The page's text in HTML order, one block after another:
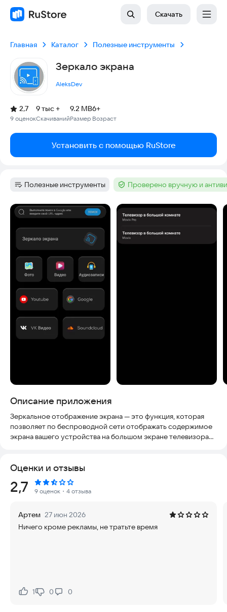
Скачать
Главная Каталог Полезные инструменты
Зеркало экрана
AleksDev
Рейтинг:
2,7
(
9 оценок
)
Скачиваний
9 тыс +
Размер
9.2 MB
Возраст
6+
Установить с помощью RuStore
Категория:
Полезные инструменты Тег :Проверено вручную и
Скриншоты
Описание приложения
Зеркальное отображение экрана — это функция, которая
позволяет по беспроводной сети отображать содержимое
экрана вашего устройства на большом экране телевизора
совместно использовать экран и просматривать
содержимое своего меньшего устройства на большом
экране, что делает его идеальным для презентаций,
воспроизведения мультимедиа, игр.
Зеркало экрана устраняет необходимость в физических
кабелях или проводах за счет использования протоколов
Зеркало экрана позволяет продемонстрировать
содержимое вашего смартфона или планшета на большом
Оценки и отзывы
Рейтинг:
2,7 9 оценок ・4 отзыва
Артем 27 июн 2026
Ничего кроме рекламы, не тратьте время
Нравится:
1Не нравится:
0 0